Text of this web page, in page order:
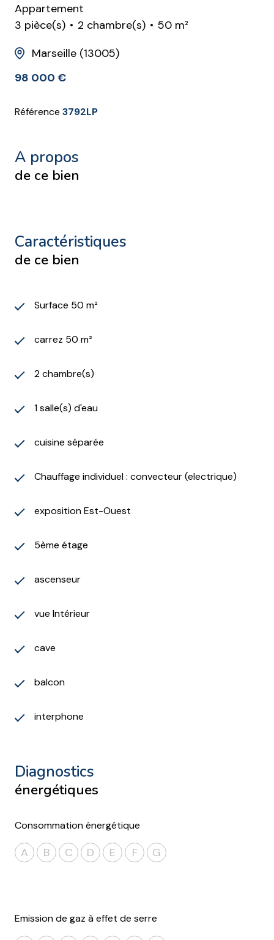
Appartement
3 pièce(s)
2 chambre(s)
50 m²
Marseille (13005)
98 000 €
Référence 3792LP
a propos
de ce bien
caractéristiques
de ce bien
Surface 50 m²
carrez 50 m²
2 chambre(s)
1 salle(s) d'eau
cuisine séparée
Chauffage individuel : convecteur (electrique)
exposition Est-Ouest
5ème étage
ascenseur
vue Intérieur
cave
balcon
interphone
diagnostics
énergétiques
Consommation énergétique
A B C D E F G
Emission de gaz à effet de serre